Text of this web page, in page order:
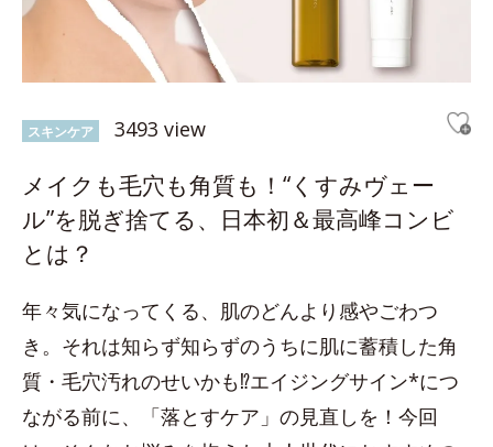
スキンケア 3493 view
メイクも毛穴も角質も！“くすみヴェー
ル”を脱ぎ捨てる、日本初＆最高峰コンビ
とは？
年々気になってくる、肌のどんより感やごわつ
き。それは知らず知らずのうちに肌に蓄積した角
質・毛穴汚れのせいかも⁉エイジングサイン*につ
ながる前に、「落とすケア」の見直しを！今回